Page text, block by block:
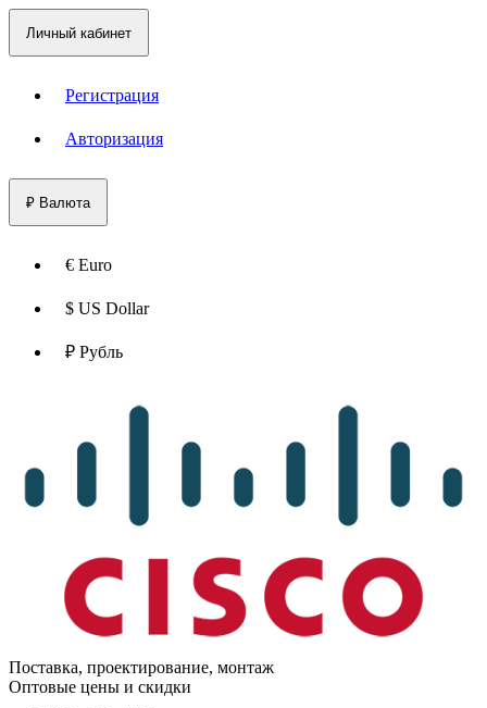
Личный кабинет
Регистрация
Авторизация
₽ Валюта
€ Euro
$ US Dollar
₽ Рубль
Поставка, проектирование, монтаж
Оптовые цены и скидки